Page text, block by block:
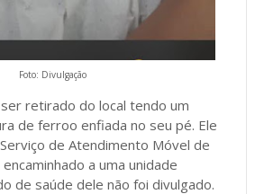
Foto: Divulgação
retirado do local tendo um
de ferroo enfiada no seu pé. Ele
de Atendimento Móvel de
a uma unidade
de saúde dele não foi divulgado.